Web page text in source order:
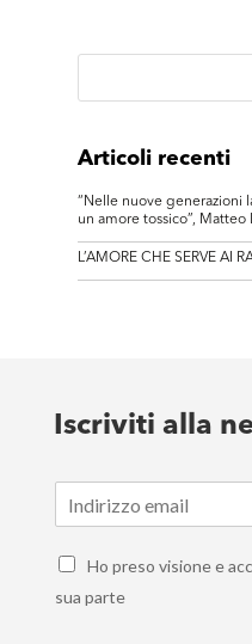
Articoli recenti
“Nelle nuove generazioni
un amore tossico”, Matteo
L’AMORE CHE SERVE AI
Iscriviti alla
m
C
e
Ho preso visione e
sua parte